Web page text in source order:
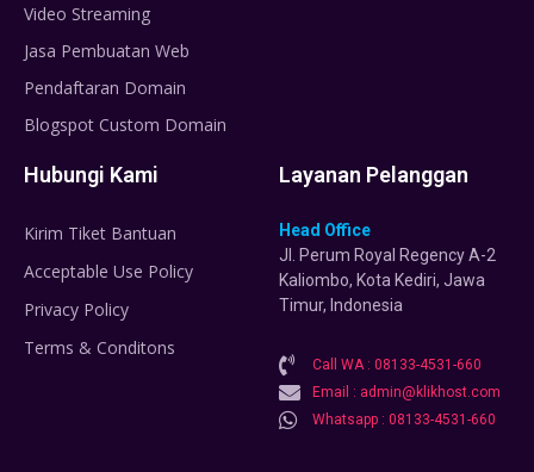
Video Streaming
Jasa Pembuatan Web
Pendaftaran Domain
Blogspot Custom Domain
Hubungi Kami
Kirim Tiket Bantuan
Acceptable Use Policy
Privacy Policy
Terms & Conditons
Layanan Pelanggan
Head Office
Jl. Perum Royal Regency A-2
Kaliombo, Kota Kediri, Jawa
Timur, Indonesia
Call WA : 08133-4531-660
Email : admin@klikhost.com
Whatsapp : 08133-4531-660